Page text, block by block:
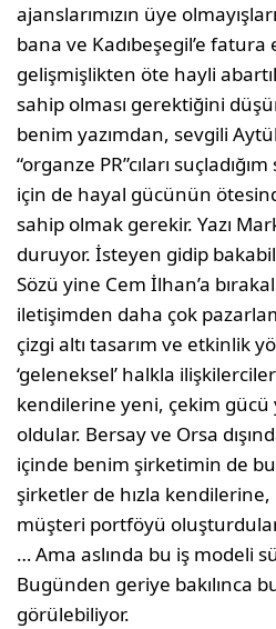
ajanslarımızın üye
bana ve Kadıbeşegil’e fatura
gelişmişlikten öte hayli
sahip olması ge­rektiğini
benim yazımdan, sevgili
“organze PR”cıları
için de hayal gücünün
sahip olmak gerekir. Yazı
duruyor. İsteyen gidip
Sözü yine Cem İlhan’a
iletişimden daha çok
çizgi altı tasarım ve etkinlik
‘geleneksel’ halkla
kendilerine yeni, çekim gücü
ol­dular. Bersay ve Orsa
içinde benim şirketimin de
şirketler de hızla
müşteri portföyü
… Ama aslında bu iş modeli
Bugünden geriye bakı­lınca
görülebiliyor.